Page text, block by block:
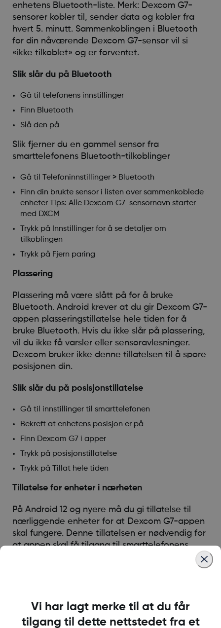
enhetens Bluetooth-liste. Merk: Dexcom G7-
sensorer kobler til, sender data og kobler fra
hvert 5. minutt. Sammenkoblingen i Bluetooth
for din nåværende Dexcom G7-sensor vil si
«ikke tilkoblet» og er forventet.
Slik slår du på Bluetooth
Gå til telefonens innstillinger
Finn Bluetooth
Slå den på
Slik fjerner du en gammel sensor fra
smarttelefonens Bluetooth-tilkoblinger
Gå til Telefoninnstillinger > Bluetooth
Finn din brukte sensor i listen over sammenkoblede
enheter Tips: Alle Dexcom G7-sensornavn starter
med DXCM
Trykk på Innstillinger for å se detaljer om
tilkoblingen
Trykk på Fjern paring
Plassering
Plassering må være slått på for å bruke
Bluetooth. Android krever at du gir Dexcom G7-
appen plasseringstillatelse hele tiden for å
bruke Bluetooth. Hvis du ikke slår på plassering,
vil du ikke få varsler eller sensoravlesninger.
Dexcom bruker ikke denne tillatelsen til å spore
posisjonen din.
Slik slår du på posisjonstillatelse
Gå til innstillinger til smarttelefonen
Bekreft at enhetens posisjon er på
Finn Dexcom G7 i apper
Trykk på posisjonstillatelse
Trykk på Tillat hele tiden
Tillatelse for enheter i nærheten
På Android 12 og nyere må du gi tillatelse til
nærliggende enheter for at Dexcom G7-appen
skal fungere. Denne tillatelsen er nødvendig for
at appen skal få tilgang til smarttelefonens
Gå til innstillinger til smarttelefonen
Finn Dexcom G7 i apper
Vi har lagt merke til at du får
tilgang til dette nettstedet fra et